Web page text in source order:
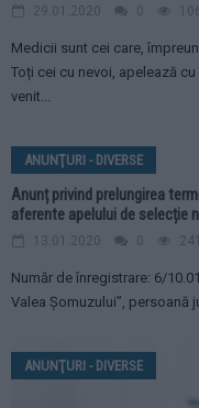
29.01.2020 0
Medicii sunt cei care,
Toți cei cu nevoi, apelează
venit...
ANUNŢURI - DIVERSE
Anunț privind prelungirea
aferente apelului de selecție
13.01.2020 0 241
Număr de înregistrare: 6/
Valea Șomuzului”, persoană
ANUNŢURI - DIVERSE